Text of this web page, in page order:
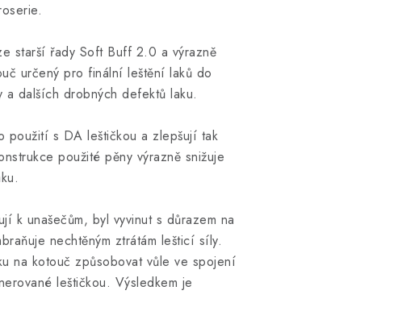
starší řady Soft Buff 2.0 a výrazně
určený pro finální leštění laků do
a dalších drobných defektů laku.
použití s DA leštičkou a zlepšují tak
použité pěny výrazně snižuje
k unašečům, byl vyvinut s důrazem na
nechtěným ztrátám lešticí síly.
na kotouč způsobovat vůle ve spojení
leštičkou. Výsledkem je